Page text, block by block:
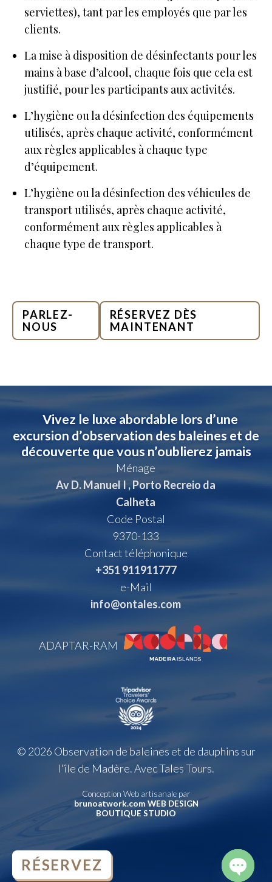
serviettes), tant par les employés que par les
clients.
La mise à disposition de désinfectants pour les
mains à base d’alcool, chaque fois que cela est
justifié, pour les participants aux activités.
L’hygiène ou la désinfection des équipements
utilisés, après chaque activité, conformément
aux règles applicables à chaque type
d’équipement.
L’hygiène ou la désinfection des véhicules de
transport utilisés, après chaque activité,
conformément aux règles applicables à
chaque type de transport.
PARLEZ-
NOUS
RÉSERVEZ DÈS
MAINTENANT
Vivez le luxe abordable lors d’une
excursion d’observation des baleines et de
découverte que vous n’oublierez jamais
Ménage
Av D. Manuel I , Porto Recreio da
Calheta
Code Postal
9370-133
Contact téléphonique
+351 911911777
e-Mail
info@ontales.com
ADAPTAR-RAM
© 2026 Observation de baleines et de dauphins sur
l'île de Madère. Avec Tales Tours.
Conception Web artisanale par
brunoatwork.com WEB DESIGN
BOUTIQUE STUDIO
RÉSERVEZ